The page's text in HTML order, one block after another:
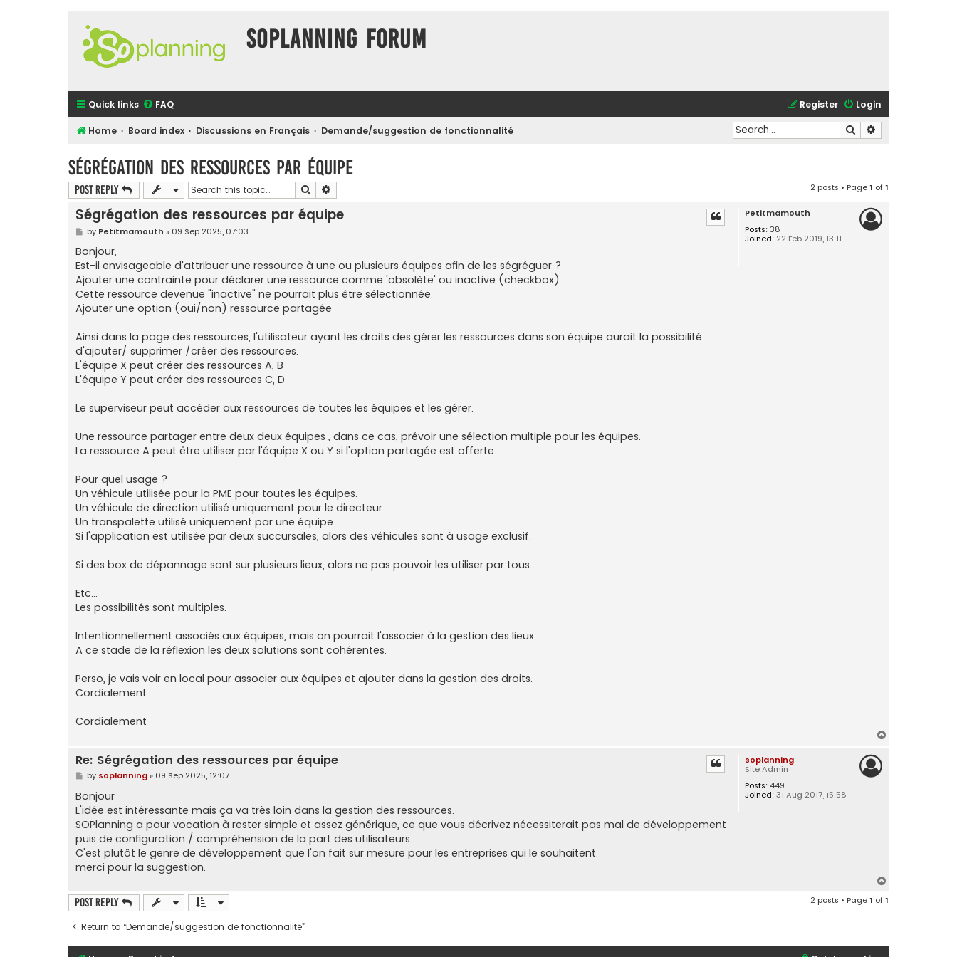
SOPlanning Forum
Quick links FAQ Login
Register
Home Board index Discussions en Français Demande/suggestion de fonctionnalité Search
Ségrégation des ressources par équipe
Post Reply Search 2 posts • Page1 of1
Petitmamouth
Posts: 38
Joined: 22 Feb 2019, 13:11
Ségrégation des ressources par équipe
P
s
t
by Petitmamouth » 09 Sep 2025, 07:03
Bonjour,
Est-il envisageable d'attribuer une ressource à une ou plusieurs équipes afin de les ségréguer ?
Ajouter une contrainte pour déclarer une ressource comme 'obsolète' ou inactive (checkbox)
Cette ressource devenue "inactive" ne pourrait plus être sélectionnée.
Ajouter une option (oui/non) ressource partagée
Ainsi dans la page des ressources, l'utilisateur ayant les droits des gérer les ressources dans son équipe aurait la possibilité
d'ajouter/ supprimer /créer des ressources.
L'équipe X peut créer des ressources A, B
L'équipe Y peut créer des ressources C, D
Le superviseur peut accéder aux ressources de toutes les équipes et les gérer.
Une ressource partager entre deux deux équipes , dans ce cas, prévoir une sélection multiple pour les équipes.
La ressource A peut être utiliser par l'équipe X ou Y si l'option partagée est offerte.
Pour quel usage ?
Un véhicule utilisée pour la PME pour toutes les équipes.
Un véhicule de direction utilisé uniquement pour le directeur
Un transpalette utilisé uniquement par une équipe.
Si l'application est utilisée par deux succursales, alors des véhicules sont à usage exclusif.
Si des box de dépannage sont sur plusieurs lieux, alors ne pas pouvoir les utiliser par tous.
Etc...
Les possibilités sont multiples.
Intentionnellement associés aux équipes, mais on pourrait l'associer à la gestion des lieux.
A ce stade de la réflexion les deux solutions sont cohérentes.
Perso, je vais voir en local pour associer aux équipes et ajouter dans la gestion des droits.
Cordialement
Cordialement
soplanning
Site Admin
Posts: 449
Joined: 31 Aug 2017, 15:58
Re: Ségrégation des ressources par équipe
P
s
t
by soplanning» 09 Sep 2025, 12:07
Bonjour
L'idée est intéressante mais ça va très loin dans la gestion des ressources.
SOPlanning a pour vocation à rester simple et assez générique, ce que vous décrivez nécessiterait pas mal de développement
puis de configuration / compréhension de la part des utilisateurs.
C'est plutôt le genre de développement que l'on fait sur mesure pour les entreprises qui le souhaitent.
merci pour la suggestion.
Post Reply 2 posts • Page1 of1
Return to “Demande/suggestion de fonctionnalité”